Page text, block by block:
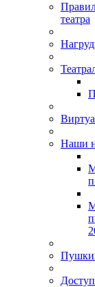
театра
Наши